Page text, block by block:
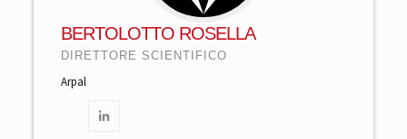
BERTOLOTTO ROSELLA
DIRETTORE SCIENTIFICO
Arpal